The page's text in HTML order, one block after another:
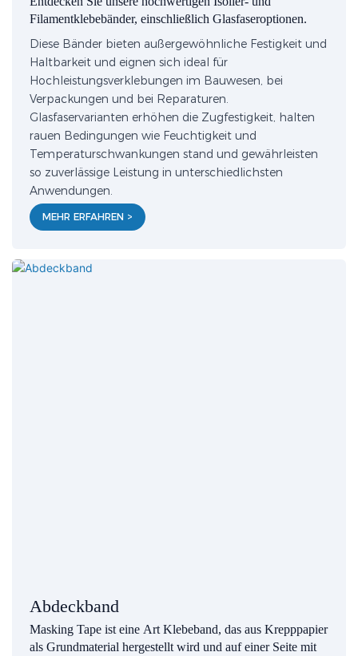
Filamentklebebänder, einschließlich Glasfaseroptionen.
Diese Bänder bieten außergewöhnliche Festigkeit und
Haltbarkeit und eignen sich ideal für
Hochleistungsverklebungen im Bauwesen, bei
Verpackungen und bei Reparaturen.
Glasfaservarianten erhöhen die Zugfestigkeit, halten
rauen Bedingungen wie Feuchtigkeit und
Temperaturschwankungen stand und gewährleisten
so zuverlässige Leistung in unterschiedlichsten
Anwendungen.
MEHR ERFAHREN >
Abdeckband
Masking Tape ist eine Art Klebeband, das aus Krepppapier
als Grundmaterial hergestellt wird und auf einer Seite mit